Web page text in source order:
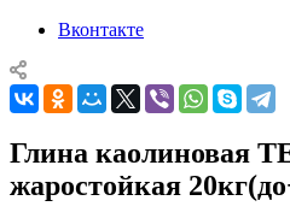
Вконтакте
Глина каолиновая
жаростойкая